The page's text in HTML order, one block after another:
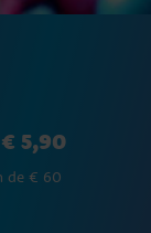
5,90
de € 60